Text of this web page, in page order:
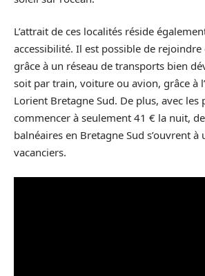
L’attrait de ces localités réside
accessibilité. Il est possible de rejoindre
grâce à un réseau de transports bien
soit par train, voiture ou avion, grâce à
Lorient Bretagne Sud. De plus, avec
commencer à seulement 41 € la nuit,
balnéaires en Bretagne Sud s’ouvrent
vacanciers.